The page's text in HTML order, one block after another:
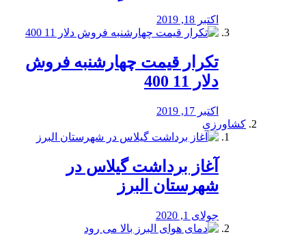
اکتبر 18, 2019
تکرار قیمت چهارشنبه فروش
دلار 11 400
اکتبر 17, 2019
کشاورزی
آغاز برداشت گیلاس در
شهرستان البرز
جولای 1, 2020